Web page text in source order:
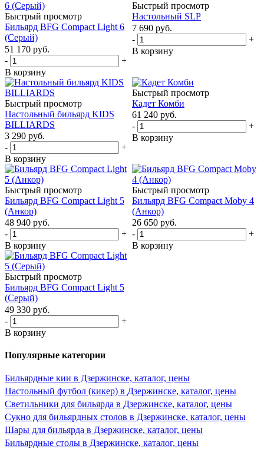
Быстрый просмотр
Бильярд BFG Compact Light 6
(Серый)
51 170 руб.
-
+
В корзину
Быстрый просмотр
Настольный SLP
7 690 руб.
-
+
В корзину
Быстрый просмотр
Настольный бильярд KIDS
BILLIARDS
3 290 руб.
-
+
В корзину
Быстрый просмотр
Кадет Комби
61 240 руб.
-
+
В корзину
Быстрый просмотр
Бильярд BFG Compact Light 5
(Анкор)
48 940 руб.
-
+
В корзину
Быстрый просмотр
Бильярд BFG Compact Moby 4
(Анкор)
26 650 руб.
-
+
В корзину
Быстрый просмотр
Бильярд BFG Compact Light 5
(Серый)
49 330 руб.
-
+
В корзину
Популярные категории
Бильярдные кии в Дзержинске, каталог, цены
Настольный футбол (кикер) в Дзержинске, каталог, цены
Светильники для бильярда в Дзержинске, каталог, цены
Сукно для бильярдных столов в Дзержинске, каталог, цены
Шары для бильярда в Дзержинске, каталог, цены
Бильярдные столы в Дзержинске, каталог, цены